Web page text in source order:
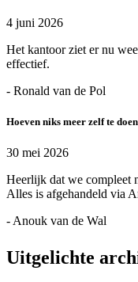
4 juni 2026
Het kantoor ziet er nu
effectief.
- Ronald van de Pol
Hoeven niks meer zelf te doen
30 mei 2026
Heerlijk dat we compleet
Alles is afgehandeld via
- Anouk van de Wal
Uitgelichte